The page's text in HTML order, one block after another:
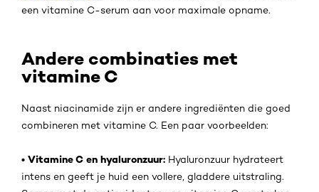
een vitamine C-serum aan voor maximale opname.
Andere combinaties met
vitamine C
Naast niacinamide zijn er andere ingrediënten die goed
combineren met vitamine C. Een paar voorbeelden:
• Vitamine C en hyaluronzuur: Hyaluronzuur hydrateert
intens en geeft je huid een vollere, gladdere uitstraling.